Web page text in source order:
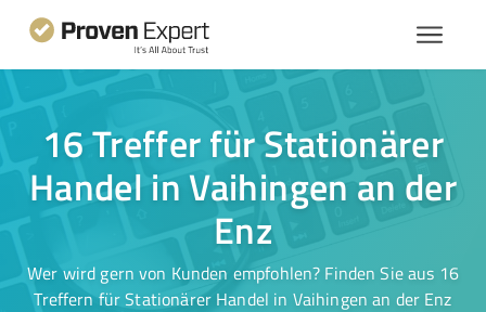
16 Treffer für Stationärer
Handel in Vaihingen an der
Enz
Wer wird gern von Kunden empfohlen? Finden Sie aus 16
Treffern für Stationärer Handel in Vaihingen an der Enz